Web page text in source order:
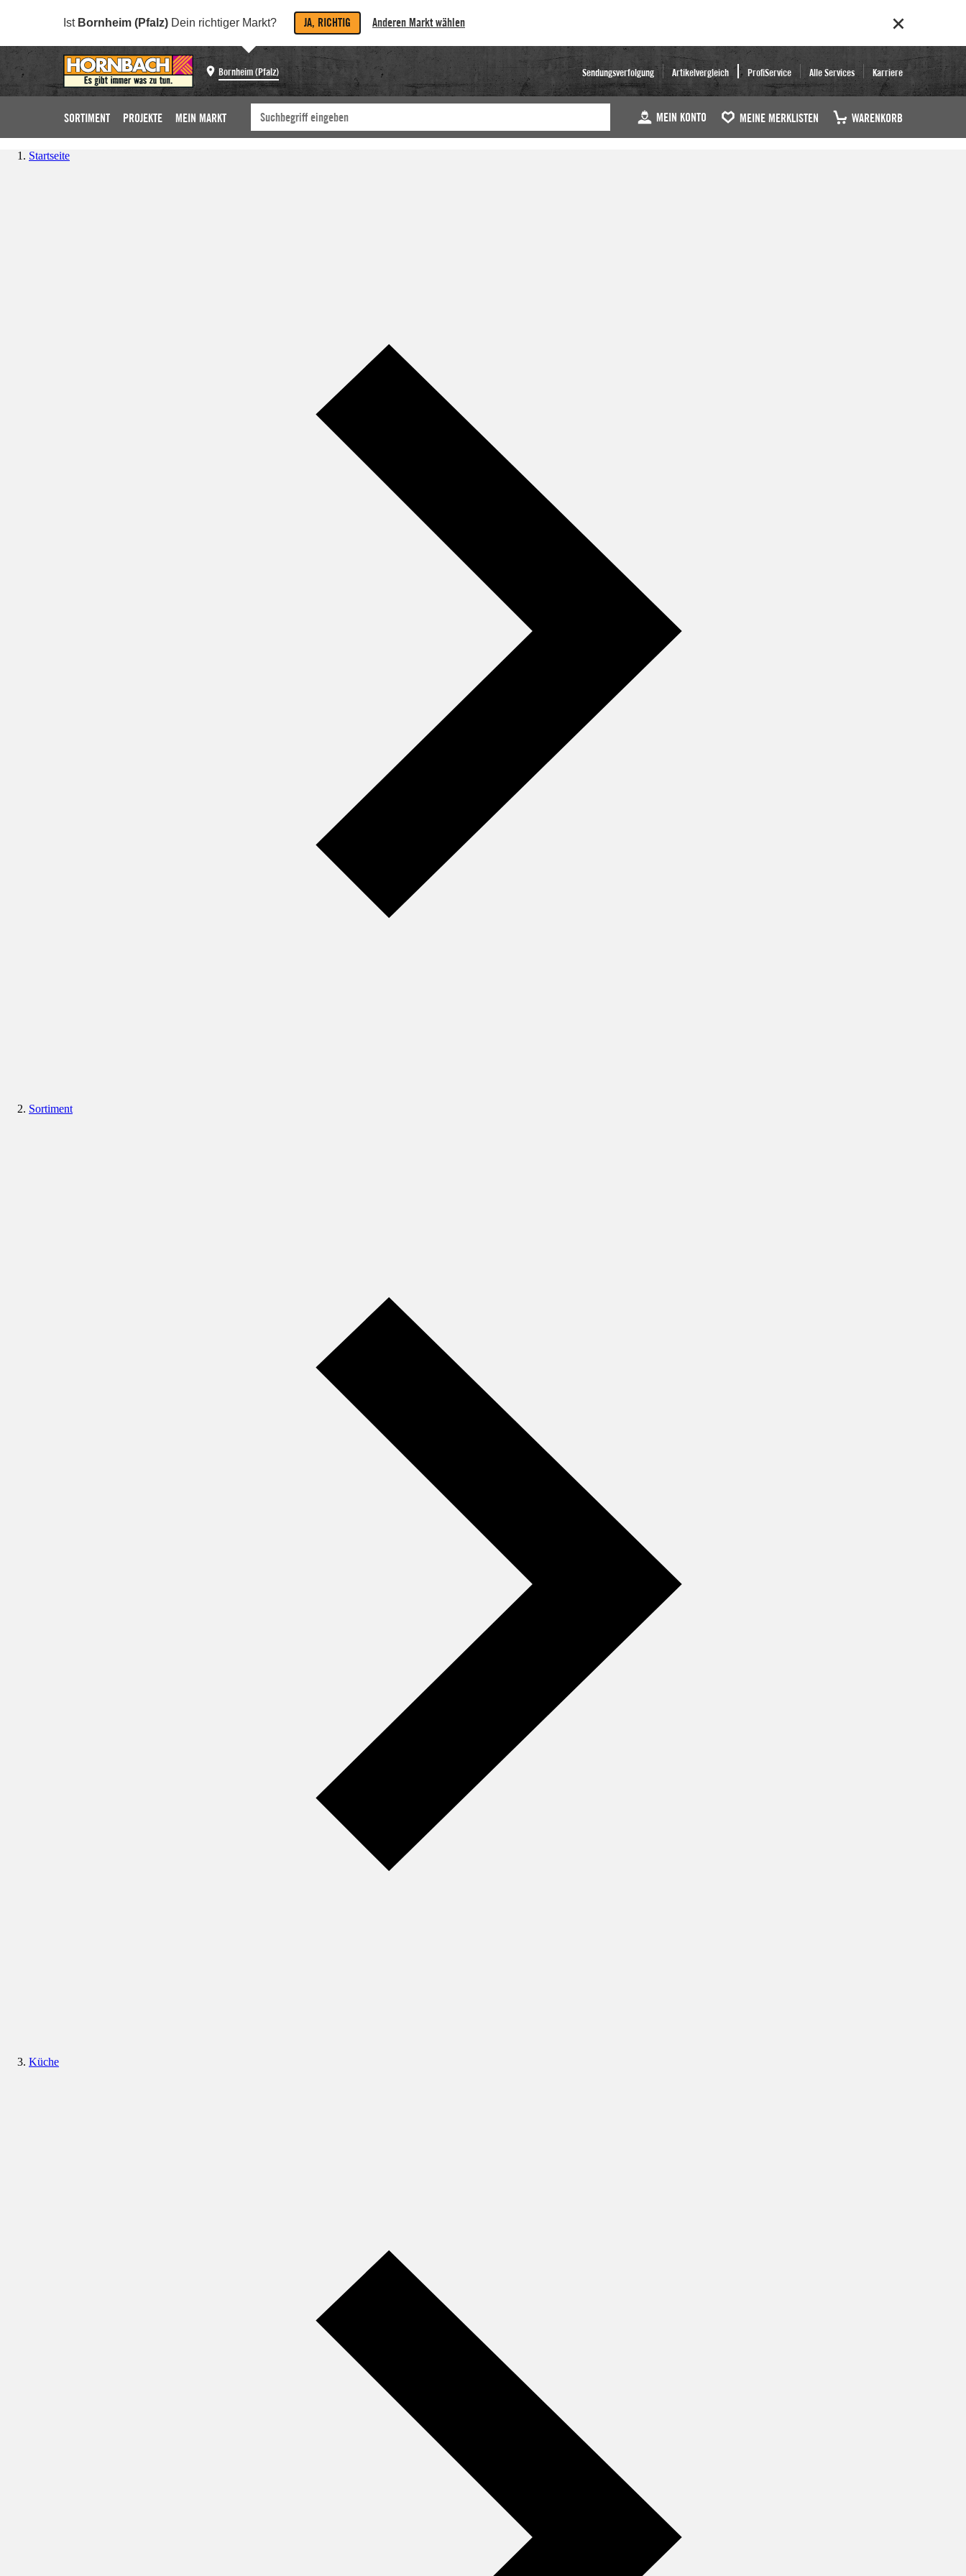
Ist Bornheim (Pfalz) Dein richtiger Markt? JA, RICHTIG Anderen Markt wählen
Bornheim (Pfalz) Sendungsverfolgung Artikelvergleich ProfiService Alle Services Karriere
SORTIMENT PROJEKTE MEIN MARKT MEIN KONTO MEINE MERKLISTEN WARENKORB
Startseite
Sortiment
Küche